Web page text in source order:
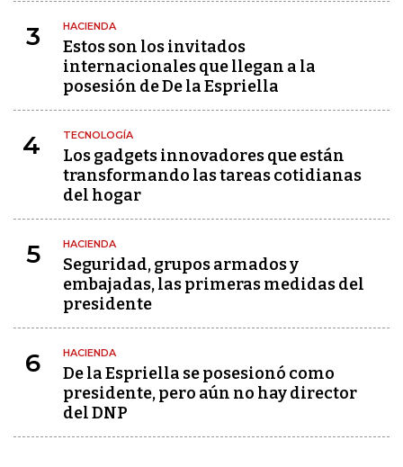
3 HACIENDA
Estos son los invitados
internacionales que llegan a la
posesión de De la Espriella
4 TECNOLOGÍA
Los gadgets innovadores que están
transformando las tareas cotidianas
del hogar
5 HACIENDA
Seguridad, grupos armados y
embajadas, las primeras medidas del
presidente
6 HACIENDA
De la Espriella se posesionó como
presidente, pero aún no hay director
del DNP